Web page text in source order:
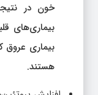
خون در
بیماری‌های
بیماری
هستند.